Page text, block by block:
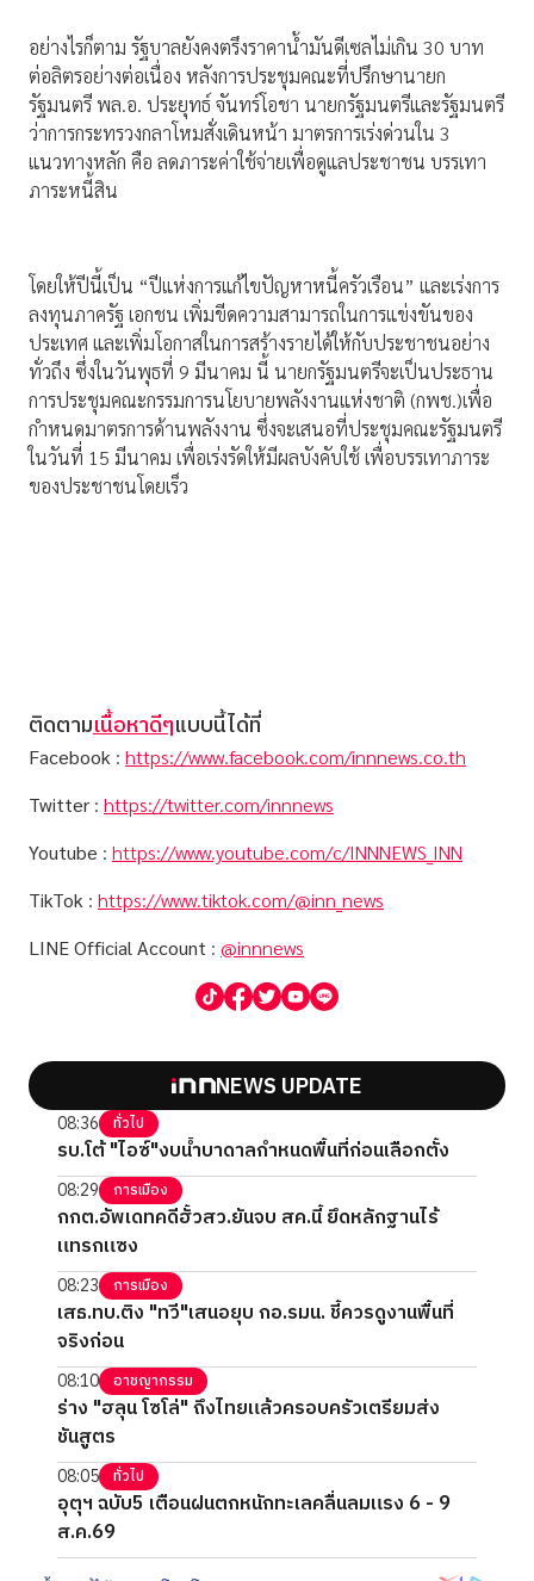
อย่างไรก็ตาม รัฐบาลยังคงตรึงราคาน้ำมันดีเซลไม่เกิน 30 บาท
ต่อลิตรอย่างต่อเนื่อง หลังการประชุมคณะที่ปรึกษานายก
รัฐมนตรี พล.อ. ประยุทธ์ จันทร์โอชา นายกรัฐมนตรีและรัฐมนตรี
ว่าการกระทรวงกลาโหมสั่งเดินหน้า มาตรการเร่งด่วนใน 3
แนวทางหลัก คือ ลดภาระค่าใช้จ่ายเพื่อดูแลประชาชน บรรเทา
ภาระหนี้สิน
โดยให้ปีนี้เป็น “ปีแห่งการแก้ไขปัญหาหนี้ครัวเรือน” และเร่งการ
ลงทุนภาครัฐ เอกชน เพิ่มขีดความสามารถในการแข่งขันของ
ประเทศ และเพิ่มโอกาสในการสร้างรายได้ให้กับประชาชนอย่าง
ทั่วถึง ซึ่งในวันพุธที่ 9 มีนาคม นี้ นายกรัฐมนตรีจะเป็นประธาน
การประชุมคณะกรรมการนโยบายพลังงานแห่งชาติ (กพช.)เพื่อ
กำหนดมาตรการด้านพลังงาน ซึ่งจะเสนอที่ประชุมคณะรัฐมนตรี
ในวันที่ 15 มีนาคม เพื่อเร่งรัดให้มีผลบังคับใช้ เพื่อบรรเทาภาระ
ของประชาชนโดยเร็ว
ติดตามเนื้อหาดีๆแบบนี้ได้ที่
Facebook : https://www.facebook.com/innnews.co.th
Twitter : https://twitter.com/innnews
Youtube : https://www.youtube.com/c/INNNEWS_INN
TikTok : https://www.tiktok.com/@inn_news
LINE Official Account : @innnews
NEWS UPDATE
08:36 ทั่วไป
รบ.โต้ "ไอซ์"งบน้ำบาดาลกำหนดพื้นที่ก่อนเลือกตั้ง
08:29 การเมือง
กกต.อัพเดทคดีฮั้วสว.ยันจบ สค.นี้ ยึดหลักฐานไร้
แทรกแซง
08:23 การเมือง
เสธ.ทบ.ติง "ทวี"เสนอยุบ กอ.รมน. ชี้ควรดูงานพื้นที่
จริงก่อน
08:10 อาชญากรรม
ร่าง "ฮลุน โซโล่" ถึงไทยแล้วครอบครัวเตรียมส่ง
ชันสูตร
08:05 ทั่วไป
อุตุฯ ฉบับ5 เตือนฝนตกหนักทะเลคลื่นลมแรง 6 - 9
ส.ค.69